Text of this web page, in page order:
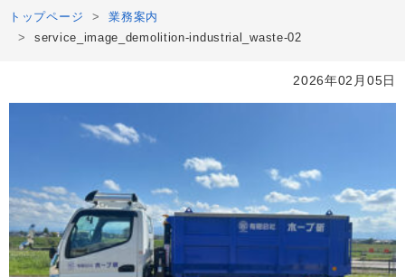
トップページ
業務案内
service_image_demolition-industrial_waste-02
2026年02月05日